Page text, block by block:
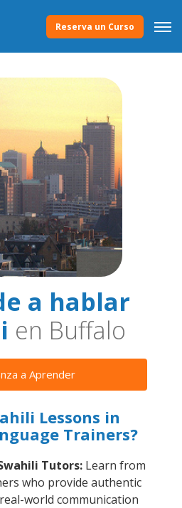
Reserva un Curso
a hablar
en Buffalo
a Aprender
Lessons in
Trainers?
Tutors: Learn from
who provide authentic
world communication